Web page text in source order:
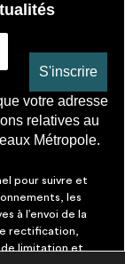
votre adresse
relatives au
Métropole.
pour suivre et
les
à l’envoi de la
rectification,
de limitation et